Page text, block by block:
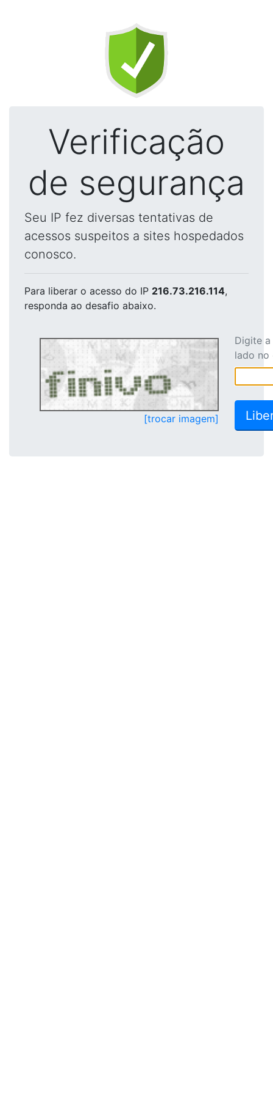
Verificação
de segurança
Seu IP fez diversas tentativas de
acessos suspeitos a sites hospedados
conosco.
Para liberar o acesso do IP 216.73.216.114,
responda ao desafio abaixo.
[trocar imagem]
Digite
lado no